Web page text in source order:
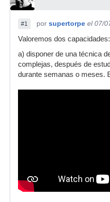
#1 por supertorpe el 07/
Valoremos dos capacidades:
a) disponer de una técnica
complejas, después de
durante semanas o meses.